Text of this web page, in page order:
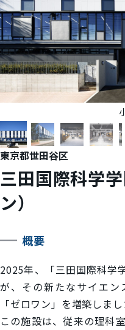
東京都世田谷区
三田国際科学
ン）
概要
2025年、「三田国際科学
が、その新たなサイエ
「ゼロワン」を増築しまし
この施設は、従来の理科